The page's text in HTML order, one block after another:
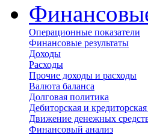
Операционные показатели
Финансовые результаты
Доходы
Расходы
Прочие доходы и расходы
Валюта баланса
Долговая политика
Дебиторская и
Движение денежных
Финансовый анализ